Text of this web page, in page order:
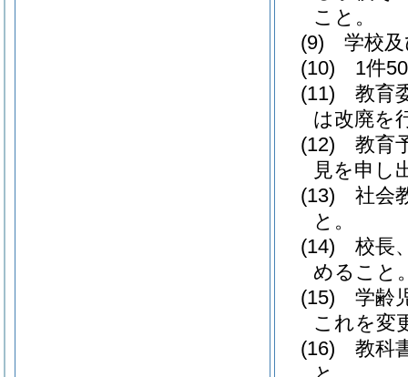
こと。
(9)
学校
(10)
1件
(11)
教育
は改廃を
(12)
教育
見を申し
(13)
社会
と。
(14)
校長
めること
(15)
学齢
これを変
(16)
教科